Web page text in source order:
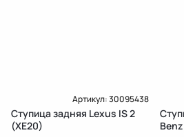
Артикул:30095438
Ступица задняя Lexus IS 2
(XE20)